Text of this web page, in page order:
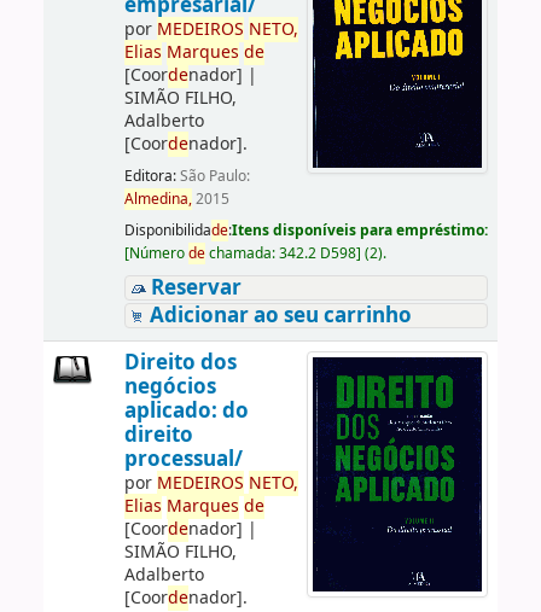
por MEDEIROS NETO,
Elias Marques de
[Coordenador] |
SIMÃO FILHO,
Adalberto
[Coordenador].
Editora:São Paulo:
Almedina,2015
Disponibilidade:Itens disponíveis para empréstimo:
[Númerodechamada:342.2 D598] (2).
Reservar
Adicionar ao seu carrinho
Direito dos
negócios
aplicado: do
direito
processual/
por MEDEIROS NETO,
Elias Marques de
[Coordenador] |
SIMÃO FILHO,
Adalberto
[Coordenador].